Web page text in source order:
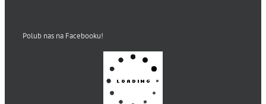
Polub nas na Facebooku!